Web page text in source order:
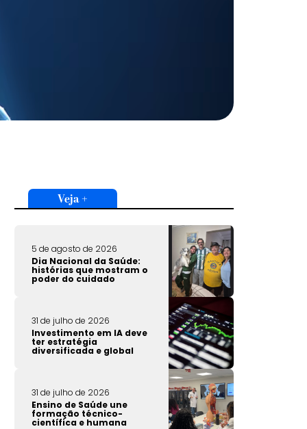
Veja +
5 de agosto de 2026
Dia Nacional da Saúde:
histórias que mostram o
poder do cuidado
31 de julho de 2026
Investimento em IA deve
ter estratégia
diversificada e global
31 de julho de 2026
Ensino de Saúde une
formação técnico-
científica e humana